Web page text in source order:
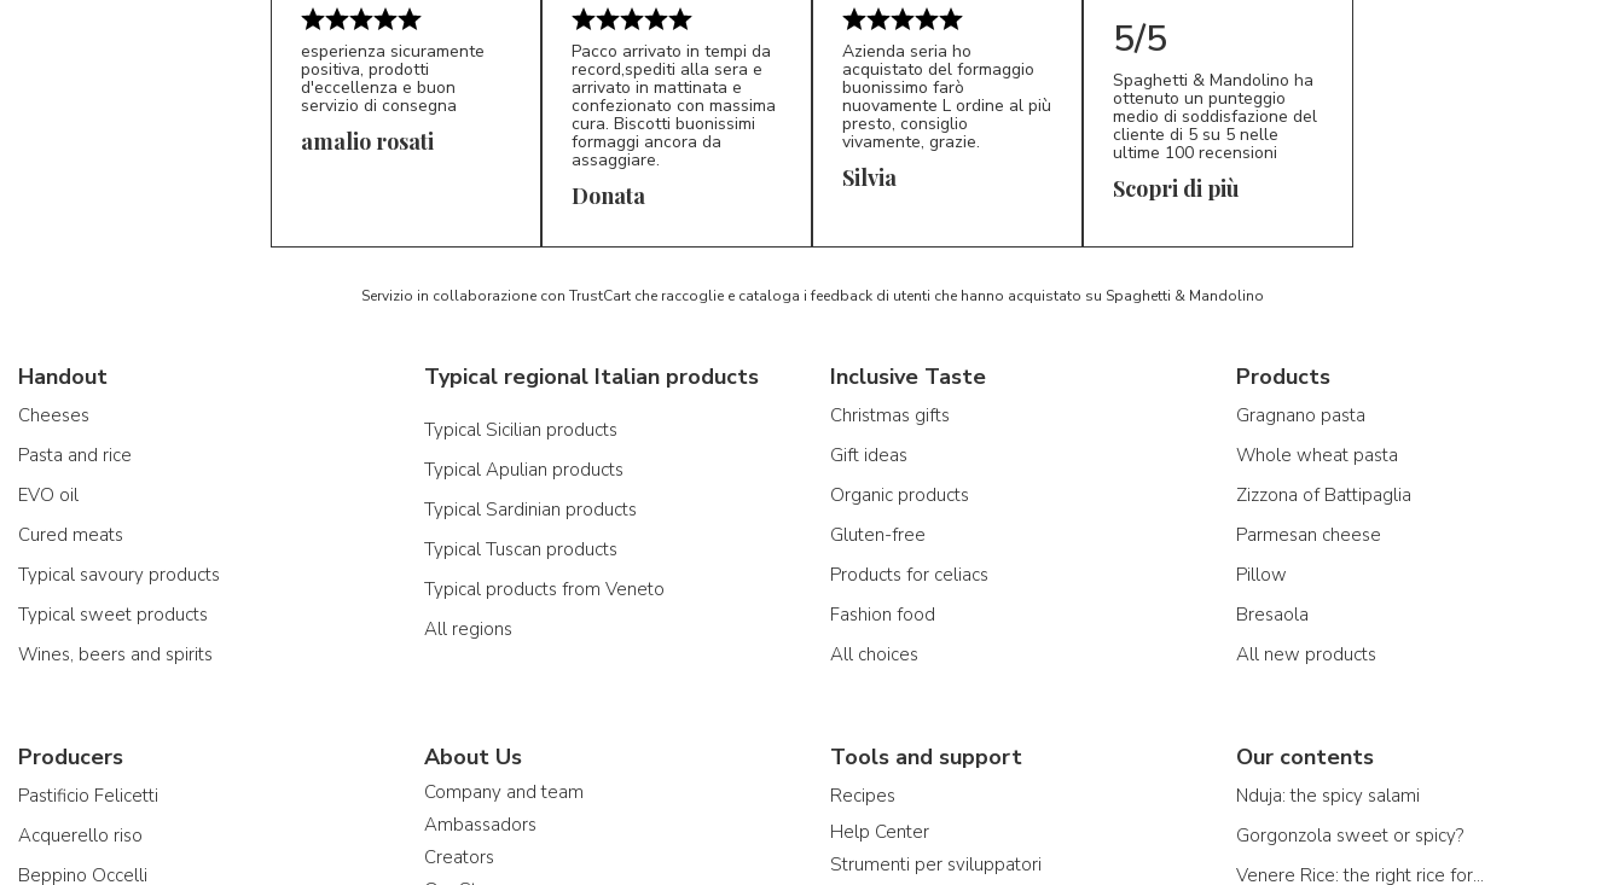
esperienza sicuramente
positiva, prodotti
d'eccellenza e buon
servizio di consegna
amalio rosati
D*
Pacco arrivato in tempi da
record,spediti alla sera e
arrivato in mattinata e
confezionato con massima
cura. Biscotti buonissimi
formaggi ancora da
assaggiare.
Donata S*
Azienda seria ho
acquistato del formaggio
buonissimo farò
nuovamente L ordine al più
presto, consiglio
vivamente, grazie.
Silvia
5/5
Spaghetti & Mandolino ha
ottenuto un punteggio
medio di soddisfazione del
cliente di 5 su 5 nelle
ultime 100 recensioni
Scopri di più
Servizio in collaborazione con TrustCart che raccoglie e cataloga i feedback di utenti che hanno acquistato su Spaghetti & Mandolino
Handout
Cheeses
Pasta and rice
EVO oil
Cured meats
Typical savoury products
Typical sweet products
Wines, beers and spirits
Typical regional Italian products
Typical Sicilian products
Typical Apulian products
Typical Sardinian products
Typical Tuscan products
Typical products from Veneto
All regions
Inclusive Taste
Christmas gifts
Gift ideas
Organic products
Gluten-free
Products for celiacs
Fashion food
All choices
Products
Gragnano pasta
Whole wheat pasta
Zizzona of Battipaglia
Parmesan cheese
Pillow
Bresaola
All new products
Producers
Pastificio Felicetti
Acquerello riso
Beppino Occelli
About Us
Company and team
Ambassadors
Creators
Tools and support
Recipes
Help Center
Strumenti per sviluppatori
Our contents
Nduja: the spicy salami
Gorgonzola sweet or spicy?
Venere Rice: the right rice for...